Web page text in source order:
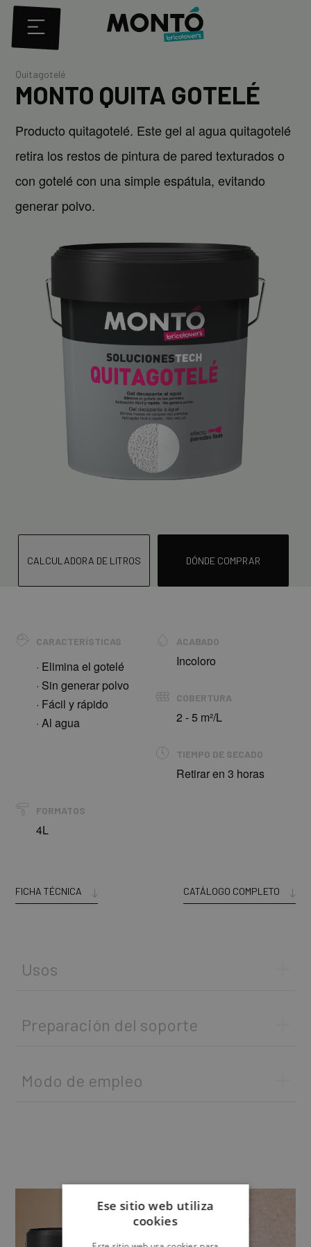
Quitagotelé
MONTO QUITA GOTELÉ
Producto quitagotelé. Este gel al agua quitagotelé
retira los restos de pintura de pared texturados o
con gotelé con una simple espátula, evitando
generar polvo.
CALCULADORA DE LITROS DÓNDE COMPRAR
CARACTERÍSTICAS
· Elimina el gotelé
· Sin generar polvo
· Fácil y rápido
· Al agua
ACABADO
Incoloro
COBERTURA
2 - 5 m²/L
TIEMPO DE SECADO
Retirar en 3 horas
FORMATOS
4L
FICHA TÉCNICA CATÁLOGO COMPLETO
Usos
Preparación del soporte
Modo de empleo
Ver vídeo
Ese sitio web utiliza
cookies